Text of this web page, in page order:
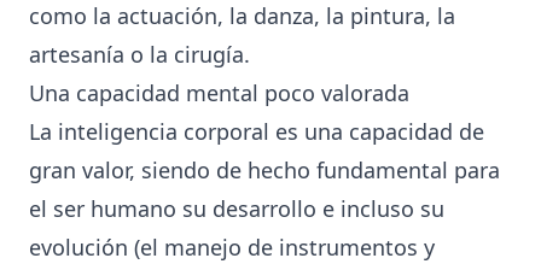
como la actuación, la danza, la pintura, la
artesanía o la cirugía.
Una capacidad mental poco valorada
La inteligencia corporal es una capacidad de
gran valor, siendo de hecho fundamental para
el ser humano su desarrollo e incluso su
evolución (el manejo de instrumentos y